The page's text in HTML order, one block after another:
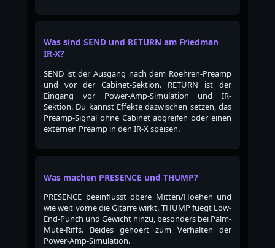
Was sind SEND und RETURN am Friedman
IR-X?
SEND ist der Ausgang nach dem Roehren-Preamp
und vor der Cabinet-Sektion. RETURN ist der
Eingang vor Power-Amp-Simulation und IR-
Sektion. Du kannst Effekte dazwischen setzen, das
Preamp-Signal ohne Cabinet abgreifen oder einen
externen Preamp in den IR-X speisen.
Was machen PRESENCE und THUMP?
PRESENCE beeinflusst obere Mitten/Hoehen und
wie weit vorne die Gitarre wirkt. THUMP fuegt Low-
End-Punch und Gewicht hinzu, besonders bei Palm-
Mute-Riffs. Beides gehoert zum Verhalten der
Power-Amp-Simulation.